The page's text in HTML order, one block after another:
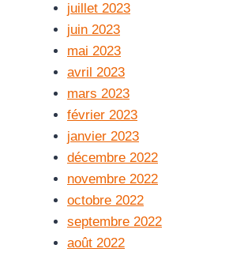
juillet 2023
juin 2023
mai 2023
avril 2023
mars 2023
février 2023
janvier 2023
décembre 2022
novembre 2022
octobre 2022
septembre 2022
août 2022